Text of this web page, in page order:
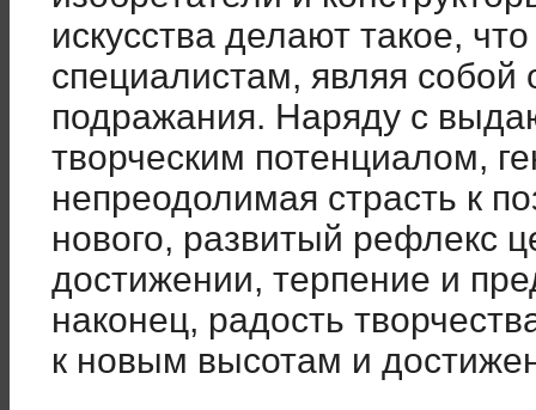
искусства делают такое,
специалистам, являя
подражания. Наряду с
творческим потенциалом,
непреодолимая страсть к
нового, развитый рефлекс
достижении, терпение и
наконец, радость
к новым высотам и